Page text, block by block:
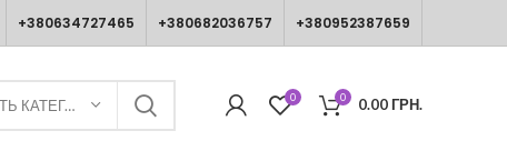
+380634727465 +380682036757 +380952387659
ВИБЕРІТЬ КАТЕГОРІЮ 0 0 0.00ГРН.